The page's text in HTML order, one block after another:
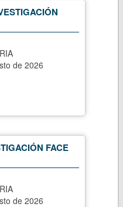
de 2026
FACE
de 2026